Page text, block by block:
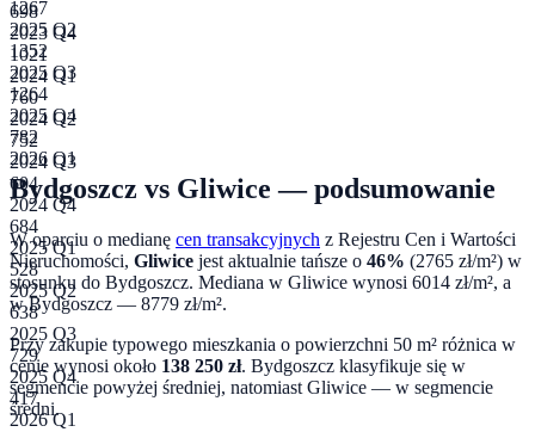
1267
2025 Q2
1352
2025 Q3
1264
2025 Q4
782
2026 Q1
698
2023 Q4
1021
2024 Q1
760
2024 Q2
752
2024 Q3
604
2024 Q4
684
2025 Q1
528
2025 Q2
638
2025 Q3
729
2025 Q4
417
2026 Q1
Bydgoszcz vs Gliwice — podsumowanie
W oparciu o medianę cen transakcyjnych z Rejestru Cen i Wartości
Nieruchomości, Gliwice jest aktualnie tańsze o 46% (2765 zł/m²) w
stosunku do Bydgoszcz. Mediana w Gliwice wynosi 6014 zł/m², a
wBydgoszcz — 8779 zł/m².
Przy zakupie typowego mieszkania o powierzchni 50 m² różnica w
cenie wynosi około 138 250 zł. Bydgoszcz klasyfikuje się w
segmencie powyżej średniej, natomiast Gliwice — w segmencie
średni.